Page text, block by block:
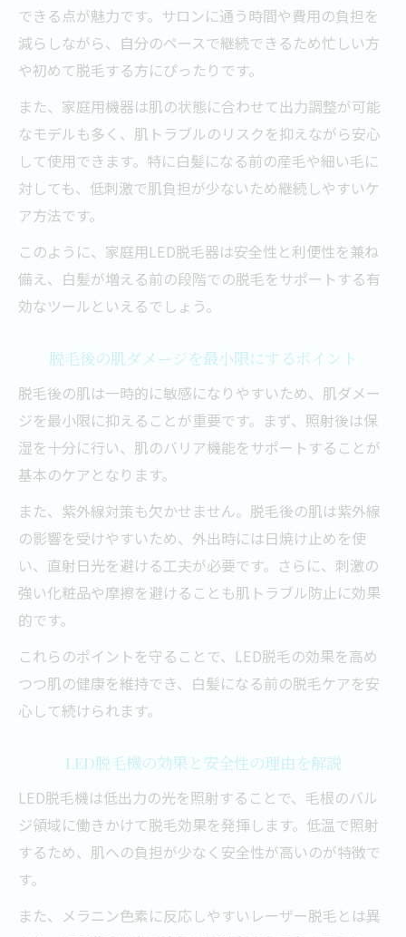
できる点が魅力です。サロンに通う時間や費用の負担を
減らしながら、自分のペースで継続できるため忙しい方
や初めて脱毛する方にぴったりです。
また、家庭用機器は肌の状態に合わせて出力調整が可能
なモデルも多く、肌トラブルのリスクを抑えながら安心
して使用できます。特に白髪になる前の産毛や細い毛に
対しても、低刺激で肌負担が少ないため継続しやすいケ
ア方法です。
このように、家庭用LED脱毛器は安全性と利便性を兼ね
備え、白髪が増える前の段階での脱毛をサポートする有
効なツールといえるでしょう。
脱毛後の肌ダメージを最小限にするポイント
脱毛後の肌は一時的に敏感になりやすいため、肌ダメー
ジを最小限に抑えることが重要です。まず、照射後は保
湿を十分に行い、肌のバリア機能をサポートすることが
基本のケアとなります。
また、紫外線対策も欠かせません。脱毛後の肌は紫外線
の影響を受けやすいため、外出時には日焼け止めを使
い、直射日光を避ける工夫が必要です。さらに、刺激の
強い化粧品や摩擦を避けることも肌トラブル防止に効果
的です。
これらのポイントを守ることで、LED脱毛の効果を高め
つつ肌の健康を維持でき、白髪になる前の脱毛ケアを安
心して続けられます。
LED脱毛機の効果と安全性の理由を解説
LED脱毛機は低出力の光を照射することで、毛根のバル
ジ領域に働きかけて脱毛効果を発揮します。低温で照射
するため、肌への負担が少なく安全性が高いのが特徴で
す。
また、メラニン色素に反応しやすいレーザー脱毛とは異